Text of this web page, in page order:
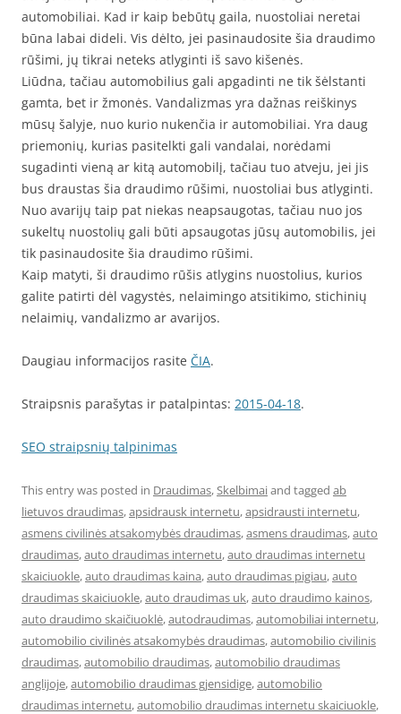
automobiliai. Kad ir kaip bebūtų gaila, nuostoliai neretai
būna labai dideli. Vis dėlto, jei pasinaudosite šia draudimo
rūšimi, jų tikrai neteks atlyginti iš savo kišenės.
Liūdna, tačiau automobilius gali apgadinti ne tik šėlstanti
gamta, bet ir žmonės. Vandalizmas yra dažnas reiškinys
mūsų šalyje, nuo kurio nukenčia ir automobiliai. Yra daug
priemonių, kurias pasitelkti gali vandalai, norėdami
sugadinti vieną ar kitą automobilį, tačiau tuo atveju, jei jis
bus draustas šia draudimo rūšimi, nuostoliai bus atlyginti.
Nuo avarijų taip pat niekas neapsaugotas, tačiau nuo jos
sukeltų nuostolių gali būti apsaugotas jūsų automobilis, jei
tik pasinaudosite šia draudimo rūšimi.
Kaip matyti, ši draudimo rūšis atlygins nuostolius, kurios
galite patirti dėl vagystės, nelaimingo atsitikimo, stichinių
nelaimių, vandalizmo ar avarijos.
Daugiau informacijos rasite ČIA.
Straipsnis parašytas ir patalpintas: 2015-04-18.
SEO straipsnių talpinimas
This entry was posted in Draudimas,Skelbimaiand tagged ab
lietuvos draudimas,apsidrausk internetu,apsidrausti internetu,
asmens civilinės atsakomybės draudimas,asmens draudimas,auto
draudimas,auto draudimas internetu,auto draudimas internetu
skaiciuokle,auto draudimas kaina,auto draudimas pigiau,auto
draudimas skaiciuokle,auto draudimas uk,auto draudimo kainos,
auto draudimo skaičiuoklė,autodraudimas,automobiliai internetu,
automobilio civilinės atsakomybės draudimas,automobilio civilinis
draudimas,automobilio draudimas,automobilio draudimas
anglijoje,automobilio draudimas gjensidige,automobilio
draudimas internetu,automobilio draudimas internetu skaiciuokle,